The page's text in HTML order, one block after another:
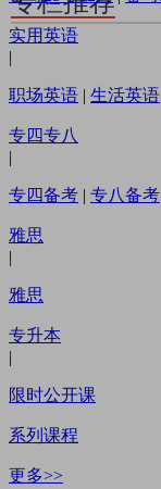
实用英语
|
职场英语 | 生活英语
专四专八
|
专四备考 | 专八备考
雅思
|
雅思
专升本
|
限时公开课
系列课程
更多>>